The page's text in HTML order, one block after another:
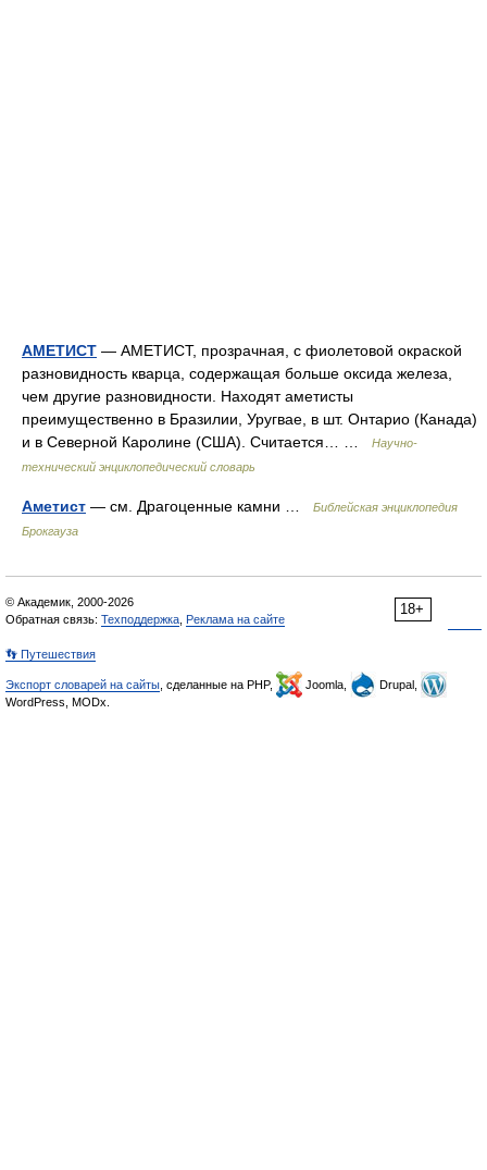
АМЕТИСТ — АМЕТИСТ, прозрачная, с фиолетовой окраской
разновидность кварца, содержащая больше оксида железа,
чем другие разновидности. Находят аметисты
преимущественно в Бразилии, Уругвае, в шт. Онтарио (Канада)
и в Северной Каролине (США). Считается… …
Научно-
технический энциклопедический словарь
Аметист — см. Драгоценные камни …
Библейская энциклопедия
Брокгауза
18+
© Академик, 2000-2026
Обратная связь: Техподдержка Реклама на сайте
👣 Путешествия
Экспорт словарей на сайты , сделанные на PHP, Joomla,
Drupal,
WordPress, MODx.